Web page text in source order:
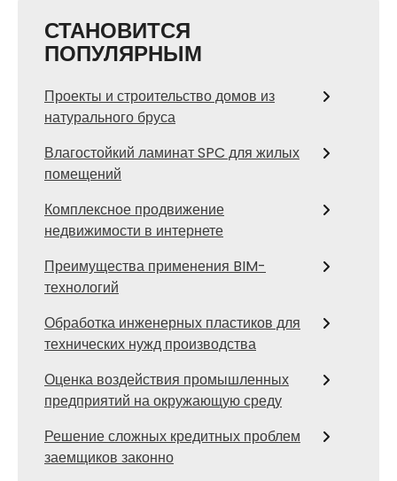
СТАНОВИТСЯ
ПОПУЛЯРНЫМ
Проекты и строительство домов из
натурального бруса
Влагостойкий ламинат SPC для жилых
помещений
Комплексное продвижение
недвижимости в интернете
Преимущества применения BIM-
технологий
Обработка инженерных пластиков для
технических нужд производства
Оценка воздействия промышленных
предприятий на окружающую среду
Решение сложных кредитных проблем
заемщиков законно